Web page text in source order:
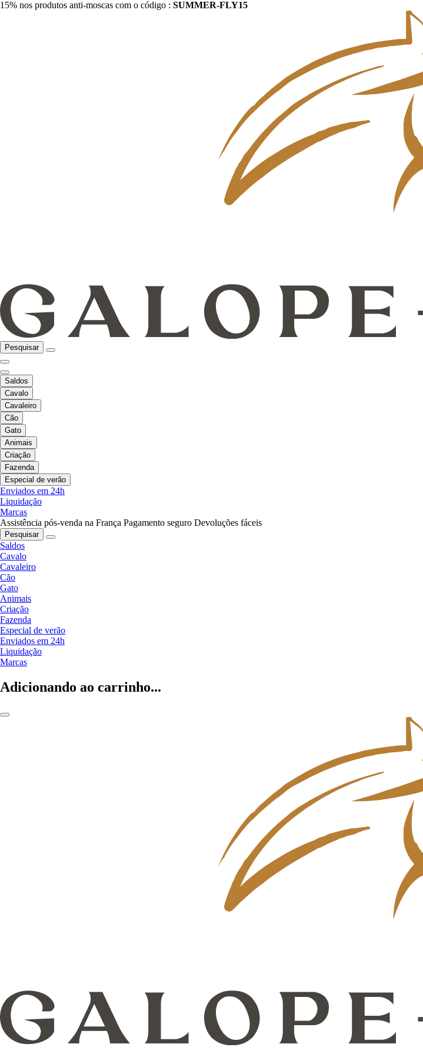
15% nos produtos anti-moscas com o código : SUMMER-FLY15
Pesquisar
Saldos
Cavalo
Cavaleiro
Cão
Gato
Animais
Criação
Fazenda
Especial de verão
Enviados em 24h
Liquidação
Marcas
Assistência pós-venda na França Pagamento seguro Devoluções fáceis
Pesquisar
Saldos
Cavalo
Cavaleiro
Cão
Gato
Animais
Criação
Fazenda
Especial de verão
Enviados em 24h
Liquidação
Marcas
Adicionando ao carrinho...